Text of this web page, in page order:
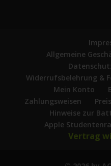
Allgemeine
Widerrufsbelehrung &
Mein Konto
Zahlungsweisen
Hinweise zur
Apple
Vertrag